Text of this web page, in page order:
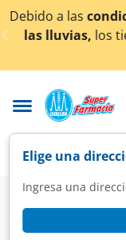
< div
podrían
Elige una
Ingresa una
Super
Desodorantes y
REXONA